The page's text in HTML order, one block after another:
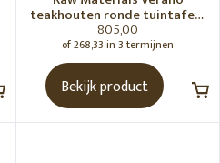
teakhouten ronde tuintafel -
Ø100 cm
805,00
of 268,33 in 3 termijnen
Bekijk product